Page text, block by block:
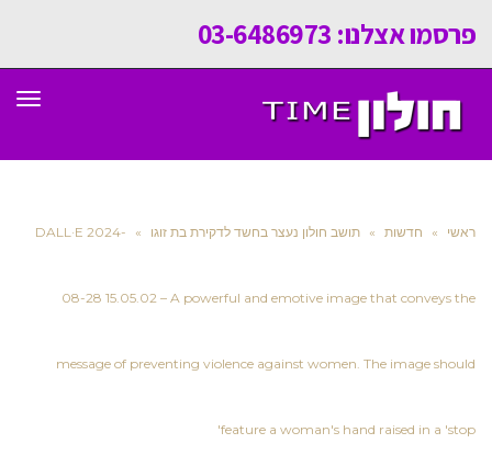
פרסמו אצלנו: 03-6486973
ראשי » חדשות » תושב חולון נעצר בחשד לדקירת בת זוגו »
DALL·E 2024-
08-28 15.05.02 – A powerful and emotive image that conveys the
message of preventing violence against women. The image should
feature a woman's hand raised in a 'stop'